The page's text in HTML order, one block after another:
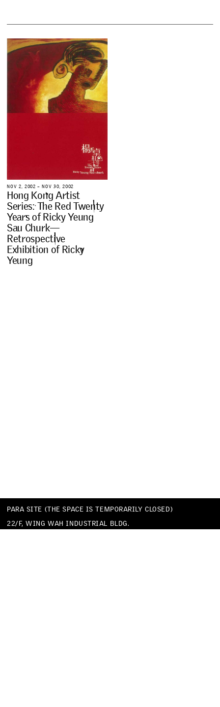
NOV 2, 2002 – NOV 30, 2002
Hong KongArtist
Series: The RedTwenty
Yearsof RickyYeung
Sau Churk—
Retrospective
Exhibition of Ricky
Yeung
PARA SITE (THE SPACE IS TEMPORARILY CLOSED)
22/F, WING WAH INDUSTRIAL BLDG.
677 KING’S ROAD